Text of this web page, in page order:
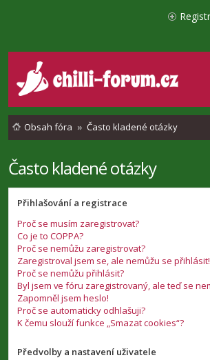
Obsah fóra Často kladené otázky
Často kladené otázky
Přihlašování a registrace
Proč se musím zaregistrovat?
Co je to COPPA?
Proč se nemůžu zaregistrovat?
Zaregistroval jsem se, ale nemůžu se přihlásit!
Proč se nemůžu přihlásit?
Byl jsem ve fóru zaregistrovaný, ale teď se
Zapomněl jsem heslo!
Proč se automaticky odhlašuji?
K čemu slouží funkce „Smazat cookies“?
Předvolby a nastavení uživatele